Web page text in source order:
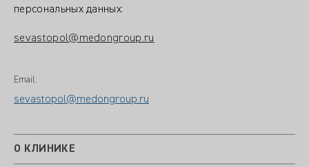
персональных данных:
sevastopol@medongroup.ru
Email:
sevastopol@medongroup.ru
О КЛИНИКЕ